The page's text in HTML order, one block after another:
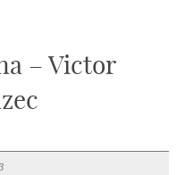
– Victor